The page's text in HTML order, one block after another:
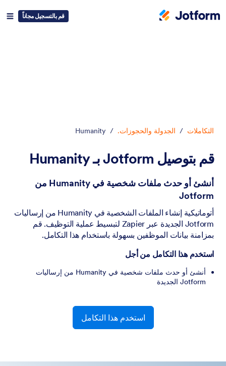
قم بالتسجيل مجاناً
التكاملات / الجدولة والحجوزات. /
Humanity
قم بتوصيل Jotform بـ Humanity
أنشئ أو حدث ملفات شخصية في Humanity من
Jotform
أتوماتيكية إنشاء الملفات الشخصية في Humanity من إرساليات
Jotform الجديدة عبر Zapier لتبسيط عملية التوظيف. قم
بمزامنة بيانات الموظفين بسهولة باستخدام هذا التكامل.
استخدم هذا التكامل من أجل
أنشئ أو حدث ملفات شخصية في Humanity من إرساليات
Jotform الجديدة
استخدم هذا التكامل